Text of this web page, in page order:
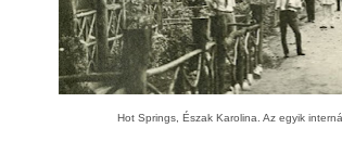
Hot Springs, Észak Karolina. Az egyik